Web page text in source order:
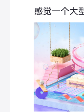
感觉一个大